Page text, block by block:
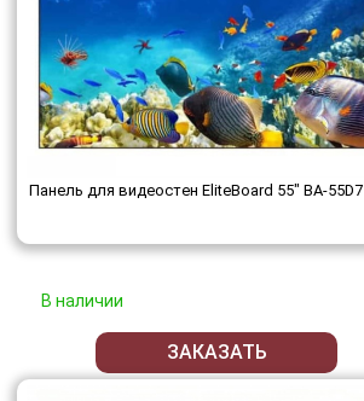
Панель для видеостен EliteBoard 55" BA-55D7
В наличии
ЗАКАЗАТЬ